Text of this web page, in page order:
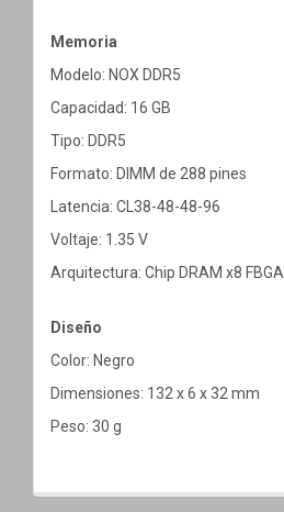
Memoria
Modelo: NOX DDR5
Capacidad: 16 GB
Tipo: DDR5
Formato: DIMM de 288 pines
Latencia: CL38-48-48-96
Voltaje: 1.35 V
Arquitectura: Chip DRAM x8 FBGA
Diseño
Color: Negro
Dimensiones: 132 x 6 x 32 mm
Peso: 30 g